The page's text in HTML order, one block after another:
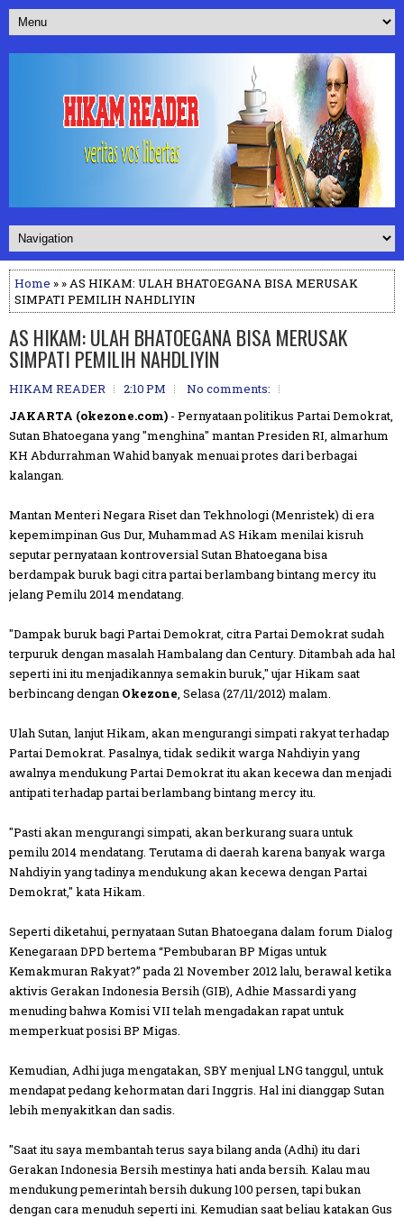
Home » » AS HIKAM: ULAH BHATOEGANA BISA MERUSAK
SIMPATI PEMILIH NAHDLIYIN
AS HIKAM: ULAH BHATOEGANA BISA MERUSAK
SIMPATI PEMILIH NAHDLIYIN
HIKAM READER 2:10 PM
No comments:
JAKARTA (okezone.com) - Pernyataan politikus Partai Demokrat,
Sutan Bhatoegana yang "menghina" mantan Presiden RI, almarhum
KH Abdurrahman Wahid banyak menuai protes dari berbagai
kalangan.
Mantan Menteri Negara Riset dan Tekhnologi (Menristek) di era
kepemimpinan Gus Dur, Muhammad AS Hikam menilai kisruh
seputar pernyataan kontroversial Sutan Bhatoegana bisa
berdampak buruk bagi citra partai berlambang bintang mercy itu
jelang Pemilu 2014 mendatang.
"Dampak buruk bagi Partai Demokrat, citra Partai Demokrat sudah
terpuruk dengan masalah Hambalang dan Century. Ditambah ada hal
seperti ini itu menjadikannya semakin buruk," ujar Hikam saat
berbincang dengan Okezone, Selasa (27/11/2012) malam.
Ulah Sutan, lanjut Hikam, akan mengurangi simpati rakyat terhadap
Partai Demokrat. Pasalnya, tidak sedikit warga Nahdiyin yang
awalnya mendukung Partai Demokrat itu akan kecewa dan menjadi
antipati terhadap partai berlambang bintang mercy itu.
"Pasti akan mengurangi simpati, akan berkurang suara untuk
pemilu 2014 mendatang. Terutama di daerah karena banyak warga
Nahdiyin yang tadinya mendukung akan kecewa dengan Partai
Demokrat," kata Hikam.
Seperti diketahui, pernyataan Sutan Bhatoegana dalam forum Dialog
Kenegaraan DPD bertema “Pembubaran BP Migas untuk
Kemakmuran Rakyat?” pada 21 November 2012 lalu, berawal ketika
aktivis Gerakan Indonesia Bersih (GIB), Adhie Massardi yang
menuding bahwa Komisi VII telah mengadakan rapat untuk
memperkuat posisi BP Migas.
Kemudian, Adhi juga mengatakan, SBY menjual LNG tanggul, untuk
mendapat pedang kehormatan dari Inggris. Hal ini dianggap Sutan
lebih menyakitkan dan sadis.
"Saat itu saya membantah terus saya bilang anda (Adhi) itu dari
Gerakan Indonesia Bersih mestinya hati anda bersih. Kalau mau
mendukung pemerintah bersih dukung 100 persen, tapi bukan
dengan cara menuduh seperti ini. Kemudian saat beliau katakan Gus